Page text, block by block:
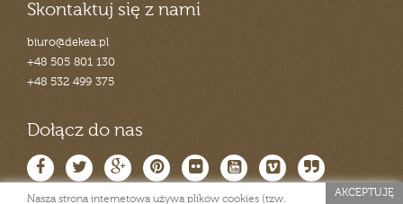
Skontaktuj się z nami
biuro@dekea.pl
+48 505 801 130
+48 532 499 375
Dołącz do nas
Nasza strona internetowa używa plików cookies (tzw.
AKCEPTUJĘ